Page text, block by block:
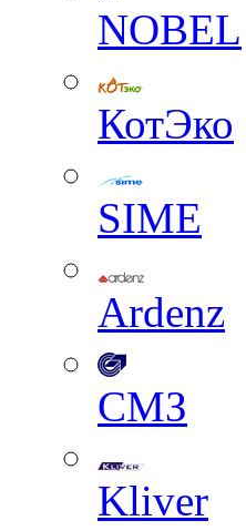
NOBEL
КотЭко
SIME
Ardenz
СМЗ
Kliver